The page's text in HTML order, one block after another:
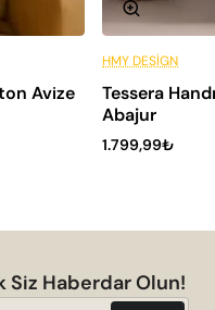
HMY
Avize
HMY DESIGN
Tessera
Abajur
1.799,99₺
Haberdar Olun!